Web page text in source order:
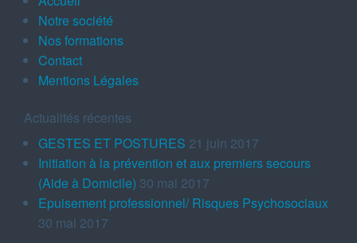
Notre société
Nos formations
Contact
Mentions Légales
Actualités récentes
GESTES ET POSTURES 21 juin 2017
Initiation à la prévention et aux premiers secours
(Aide à Domicile) 30 mai 2017
Epuisement professionnel/ Risques Psychosociaux
30 mai 2017